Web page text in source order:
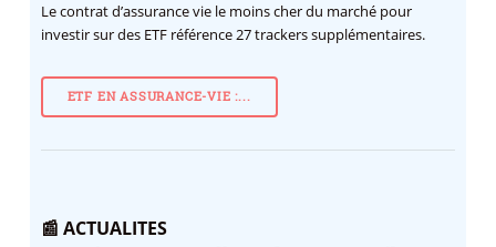
Le contrat d’assurance vie le moins cher du marché pour
investir sur des ETF référence 27 trackers supplémentaires.
ETF EN ASSURANCE-VIE :...
📰 ACTUALITES